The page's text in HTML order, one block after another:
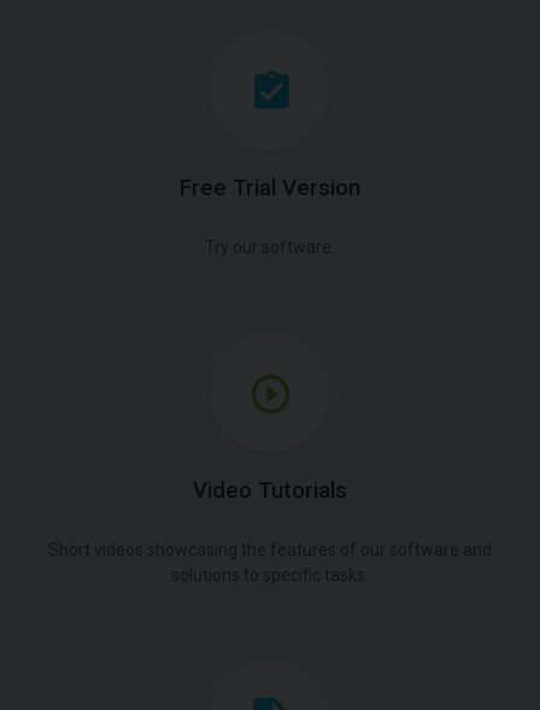
Free Trial Version
Try our software.
Video Tutorials
Short videos showcasing the features of our software and
solutions to specific tasks.